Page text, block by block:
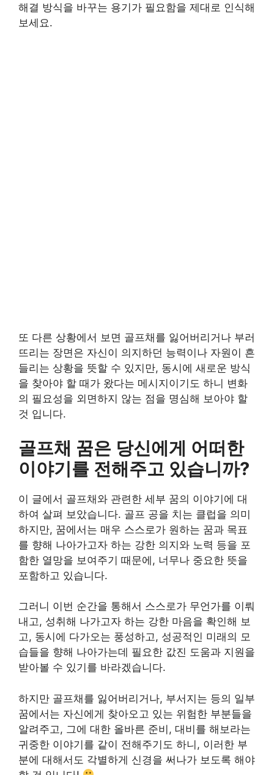
해결 방식을 바꾸는 용기가 필요함을 제대로 인식해
보세요.
또 다른 상황에서 보면 골프채를 잃어버리거나 부러
뜨리는 장면은 자신이 의지하던 능력이나 자원이 흔
들리는 상황을 뜻할 수 있지만, 동시에 새로운 방식
을 찾아야 할 때가 왔다는 메시지이기도 하니 변화
의 필요성을 외면하지 않는 점을 명심해 보아야 할
것 입니다.
골프채 꿈은 당신에게 어떠한
이야기를 전해주고 있습니까?
이 글에서 골프채와 관련한 세부 꿈의 이야기에 대
하여 살펴 보았습니다. 골프 공을 치는 클럽을 의미
하지만, 꿈에서는 매우 스스로가 원하는 꿈과 목표
를 향해 나아가고자 하는 강한 의지와 노력 등을 포
함한 열망을 보여주기 때문에, 너무나 중요한 뜻을
포함하고 있습니다.
그러니 이번 순간을 통해서 스스로가 무언가를 이뤄
내고, 성취해 나가고자 하는 강한 마음을 확인해 보
고, 동시에 다가오는 풍성하고, 성공적인 미래의 모
습들을 향해 나아가는데 필요한 값진 도움과 지원을
받아볼 수 있기를 바라겠습니다.
하지만 골프채를 잃어버리거나, 부서지는 등의 일부
꿈에서는 자신에게 찾아오고 있는 위험한 부분들을
알려주고, 그에 대한 올바른 준비, 대비를 해보라는
귀중한 이야기를 같이 전해주기도 하니, 이러한 부
분에 대해서도 각별하게 신경을 써나가 보도록 해야